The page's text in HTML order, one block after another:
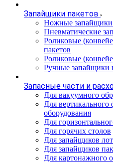
Запайщики пакетов
Ножные запайщики
Пневматические
Роликовые
пакетов
Роликовые
Ручные запайщики
Запасные части и
Для вакуумного
Для вертикального
оборудования
Для
Для горячих столов
Для запайщиков
Для запайщиков
Для картонажного